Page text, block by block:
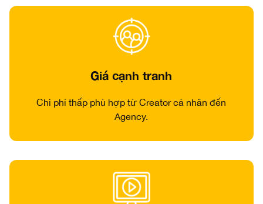
Giá cạnh tranh
Chi phí thấp phù hợp từ Creator cá nhân đến
Agency.